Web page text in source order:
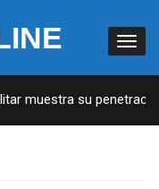
muestra su penetración